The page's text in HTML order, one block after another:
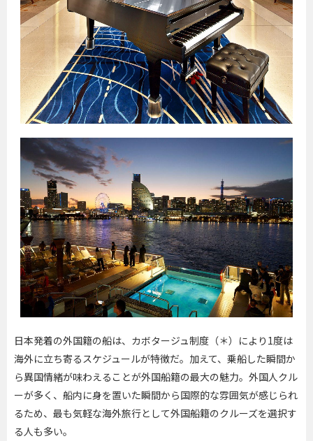
日本発着の外国籍の船は、カボタージュ制度（＊）により1度は
海外に立ち寄るスケジュールが特徴だ。加えて、乗船した瞬間か
ら異国情緒が味わえることが外国船籍の最大の魅力。外国人クル
ーが多く、船内に身を置いた瞬間から国際的な雰囲気が感じられ
るため、最も気軽な海外旅行として外国船籍のクルーズを選択す
る人も多い。